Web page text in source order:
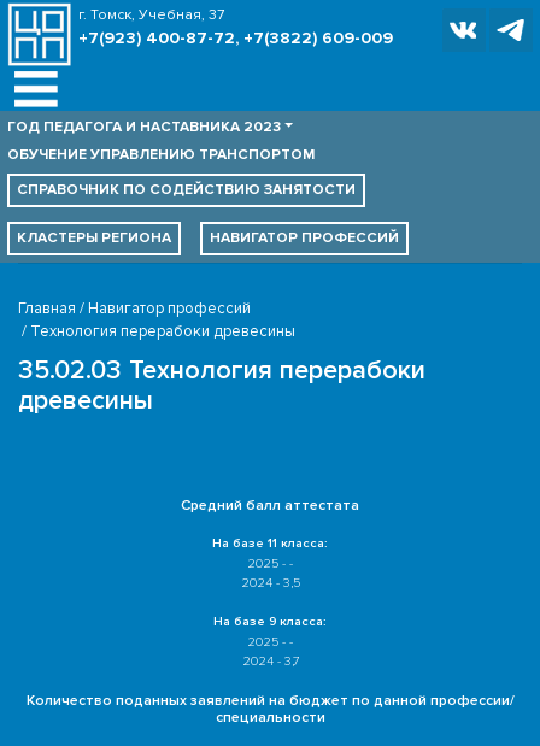
г. Томск, Учебная, 37
+7(923) 400-87-72, +7(3822) 609-009
ГОД ПЕДАГОГА И НАСТАВНИКА 2023
ОБУЧЕНИЕ УПРАВЛЕНИЮ ТРАНСПОРТОМ
СПРАВОЧНИК ПО СОДЕЙСТВИЮ ЗАНЯТОСТИ
КЛАСТЕРЫ РЕГИОНА НАВИГАТОР ПРОФЕССИЙ
Главная
Навигатор профессий
Технология перерабоки древесины
35.02.03 Технология перерабоки
древесины
Средний балл аттестата
На базе 11 класса:
2025 - -
2024 - 3,5
На базе 9 класса:
2025 - -
2024 - 3,7
Количество поданных заявлений на бюджет по данной профессии/
специальности